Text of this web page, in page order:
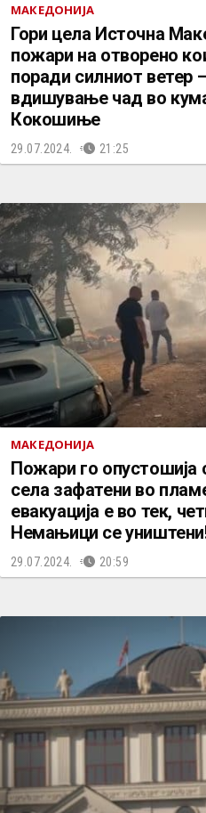
МАКЕДОНИЈА
Гори цела Источна
пожари на отворено
поради силниот ветер
вдишување чад во
Кокошиње
29.07.2024. 21:25
МАКЕДОНИЈА
Пожари го опустошија
села зафатени во
евакуација е во тек,
Немањици се
29.07.2024. 20:59